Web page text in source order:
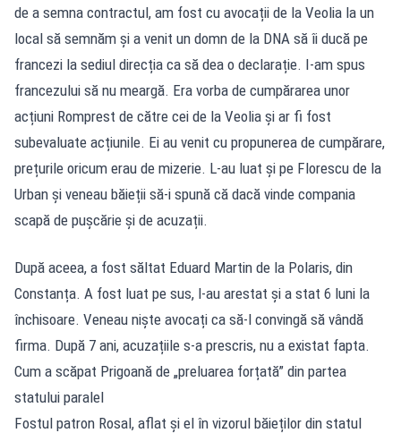
de a semna contractul, am fost cu avocații de la Veolia la un
local să semnăm și a venit un domn de la DNA să îi ducă pe
francezi la sediul direcția ca să dea o declarație. I-am spus
francezului să nu meargă. Era vorba de cumpărarea unor
acțiuni Romprest de către cei de la Veolia și ar fi fost
subevaluate acțiunile. Ei au venit cu propunerea de cumpărare,
prețurile oricum erau de mizerie. L-au luat și pe Florescu de la
Urban și veneau băieții să-i spună că dacă vinde compania
scapă de pușcărie și de acuzații.
După aceea, a fost săltat Eduard Martin de la Polaris, din
Constanța. A fost luat pe sus, l-au arestat și a stat 6 luni la
închisoare. Veneau niște avocați ca să-l convingă să vândă
firma. După 7 ani, acuzațiile s-a prescris, nu a existat fapta.
Cum a scăpat Prigoană de „preluarea forțată” din partea
statului paralel
Fostul patron Rosal, aflat și el în vizorul băieților din statul